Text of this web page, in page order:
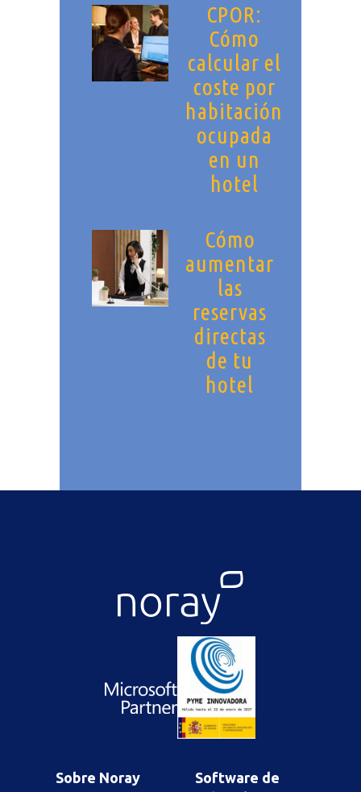
CPOR:
Cómo
calcular el
coste por
habitación
ocupada
en un
hotel
Cómo
aumentar
las
reservas
directas
de tu
hotel
Sobre Noray
Software de